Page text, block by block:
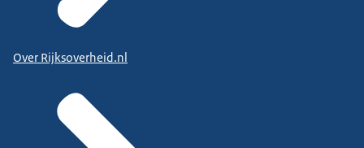
Over Rijksoverheid.nl